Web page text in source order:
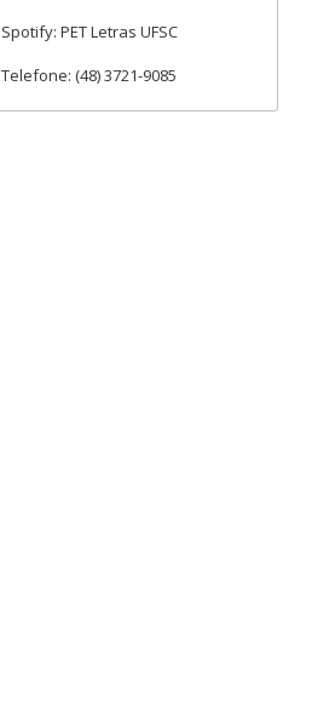
Spotify: PET Letras UFSC
Telefone: (48) 3721-9085